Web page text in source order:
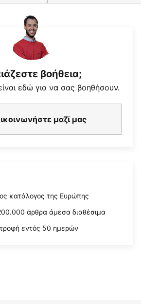
βοήθεια;
εδώ για να σας βοηθήσουν.
μαζί μας
κατάλογος της Ευρώπης
άρθρα άμεσα διαθέσιμα
εντός 50 ημερών